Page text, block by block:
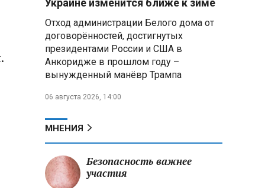
В Брянской области при
ударе дрона по машине ранены
четыре девушки, в Энгельсе
подросток пострадал при атаке
подготовке теракта на объекте
Росгвардии
Минобороны РФ: за ночь
ПВО сбила 605 украинских
Украине изменится ближе к зиме
Отход администрации Белого дома от
договорённостей, достигнутых
президентами России и США в
Анкоридже в прошлом году –
вынужденный манёвр Трампа
06 августа 2026, 14:00
МНЕНИЯ
Безопасность важнее
участия